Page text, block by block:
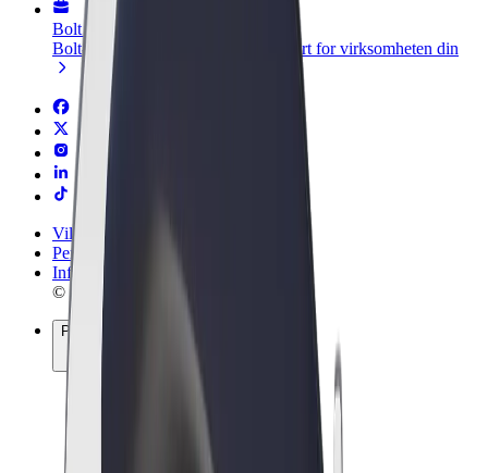
Bolt for Business
Bolt-produkter og tjenester oppskalert for virksomheten din
Vilkår og betingelser
Personvern
Informasjonskapsler
© 2026 Bolt Technology OÜ
Produkter